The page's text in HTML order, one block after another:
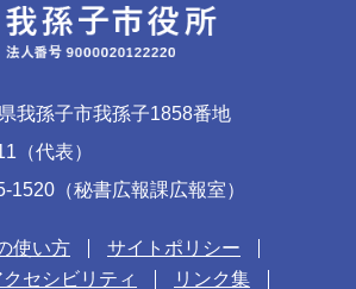
我孫子市我孫子1858番地
（代表）
1520（秘書広報課広報室）
使い方
サイトポリシー
セシビリティ
リンク集